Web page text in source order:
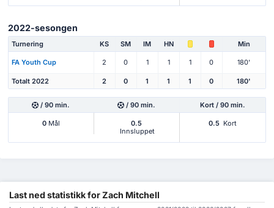
2022-sesongen
Turnering KS SM IM HN Min
FA Youth Cup 2 0 1 1 1 0 180'
Totalt 2022 2 0 1 1 1 0 180'
/ 90 min. / 90 min. Kort / 90 min.
0Mål
0.5
Innsluppet
0.5 Kort
Last ned statistikk for Zach Mitchell